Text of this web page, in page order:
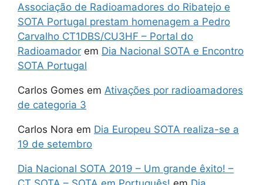
Associação de Radioamadores do Ribatejo e
SOTA Portugal prestam homenagem a Pedro
Carvalho CT1DBS/CU3HF – Portal do
Radioamador em Dia Nacional SOTA e Encontro
SOTA Portugal
Carlos Gomes em Ativações por radioamadores
de categoria 3
Carlos Nora em Dia Europeu SOTA realiza-se a
19 de setembro
Dia Nacional SOTA 2019 – Um grande êxito! –